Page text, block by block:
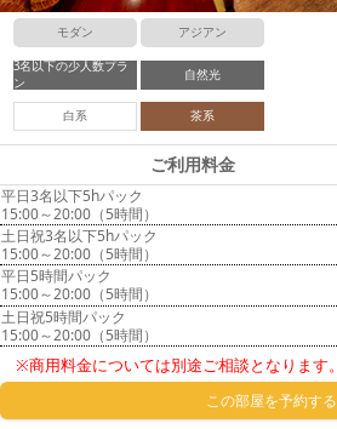
モダン アジアン
3名以下の少人数プラ
ン
自然光
白系 茶系
ご利用料金
平日3名以下5hパック
15:00～20:00（5時間）
土日祝3名以下5hパック
15:00～20:00（5時間）
平日5時間パック
15:00～20:00（5時間）
土日祝5時間パック
15:00～20:00（5時間）
※商用料金については別途ご相談となります。
この部屋を予約する